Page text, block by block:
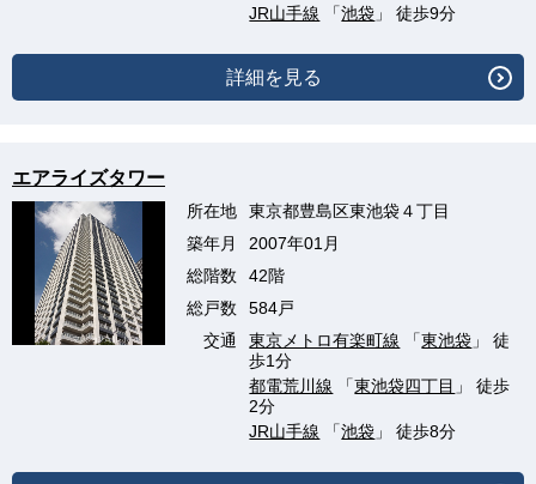
JR山手線 「池袋 」 徒歩9分
詳細を見る
エアライズタワー
所在地
東京都豊島区東池袋４丁目
築年月
2007年01月
総階数
42階
総戸数
584戸
交通
東京メトロ有楽町線 「東池袋 」 徒
歩1分
都電荒川線 「東池袋四丁目 」 徒歩
2分
JR山手線 「池袋 」 徒歩8分